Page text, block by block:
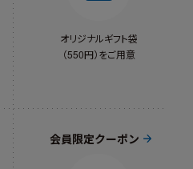
オリジナルギフト袋
（550円）をご用意
会員限定クーポン